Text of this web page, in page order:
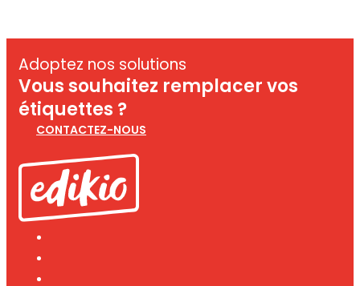
Adoptez nos solutions
Vous souhaitez remplacer vos
étiquettes ?
CONTACTEZ-NOUS